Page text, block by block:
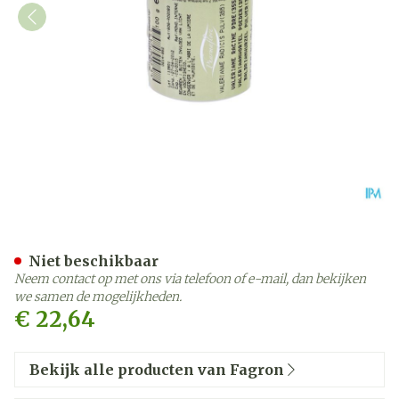
€ 22,64
Niet beschikbaar
Neem contact op met ons via telefoon of e-mail, dan bekijken
we samen de mogelijkheden.
Bekijk alle producten van Fagron